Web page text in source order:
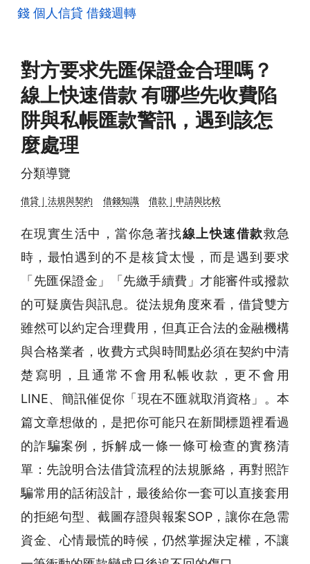
錢 個人信貸 借錢週轉
對方要求先匯保證金合理嗎？
線上快速借款 有哪些先收費陷
阱與私帳匯款警訊，遇到該怎
麼處理
分類導覽
借貸｜法規與契約 借錢知識 借款｜申請與比較
在現實生活中，當你急著找線上快速借款救急
時，最怕遇到的不是核貸太慢，而是遇到要求
「先匯保證金」「先繳手續費」才能審件或撥款
的可疑廣告與訊息。從法規角度來看，借貸雙方
雖然可以約定合理費用，但真正合法的金融機構
與合格業者，收費方式與時間點必須在契約中清
楚寫明，且通常不會用私帳收款，更不會用
LINE、簡訊催促你「現在不匯就取消資格」。本
篇文章想做的，是把你可能只在新聞標題裡看過
的詐騙案例，拆解成一條一條可檢查的實務清
單：先說明合法借貸流程的法規脈絡，再對照詐
騙常用的話術設計，最後給你一套可以直接套用
的拒絕句型、截圖存證與報案SOP，讓你在急需
資金、心情最慌的時候，仍然掌握決定權，不讓